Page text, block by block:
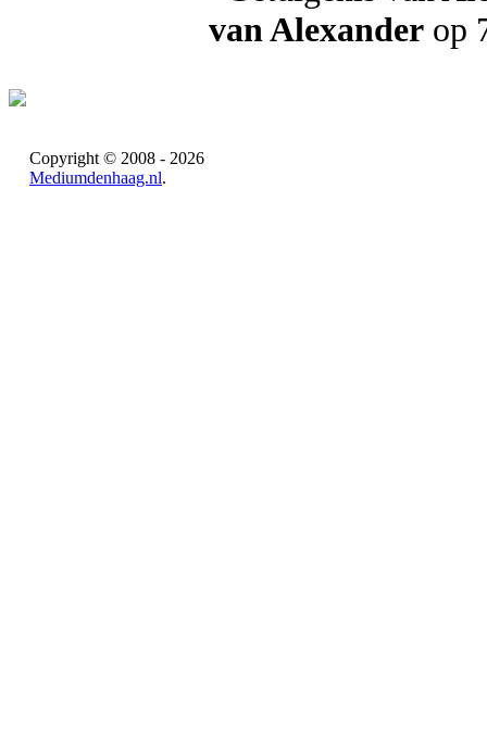
van Alexander op
Copyright © 2008 - 2026
Mediumdenhaag.nl.